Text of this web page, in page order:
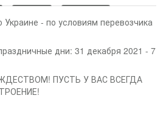
- по условиям перевозчика
дни: 31 декабря 2021 - 7
ПУСТЬ У ВАС ВСЕГДА